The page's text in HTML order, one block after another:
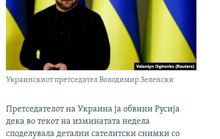
Украинскиот претседател Володимир Зеленски
Претседателот на Украина ја обвини Русија
дека во текот на изминатата недела
споделувала детални сателитски снимки со